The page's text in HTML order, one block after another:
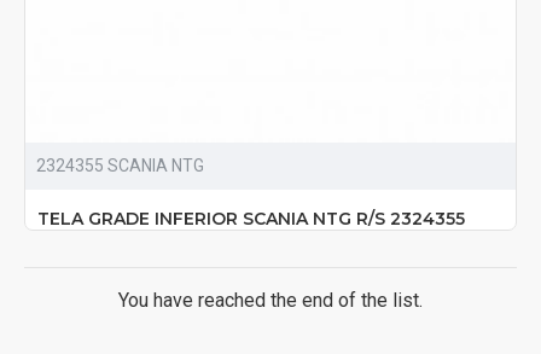
2324355 SCANIA NTG
TELA GRADE INFERIOR SCANIA NTG R/S 2324355
You have reached the end of the list.